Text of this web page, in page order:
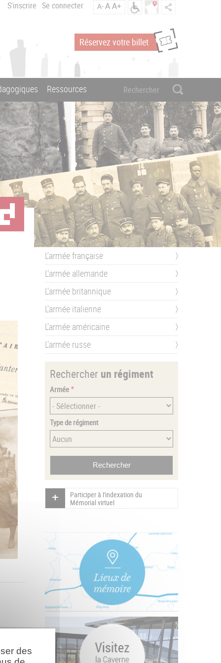
S'inscrire Se connecter A-AA+
Réservez votre billet
Ressources
L'armée française
L'armée allemande
L'armée britannique
L'armée italienne
L'armée américaine
L'armée russe
Rechercher un régiment
Armée
Type de régiment
Participer à l'indexation du
Mémorial virtuel
des